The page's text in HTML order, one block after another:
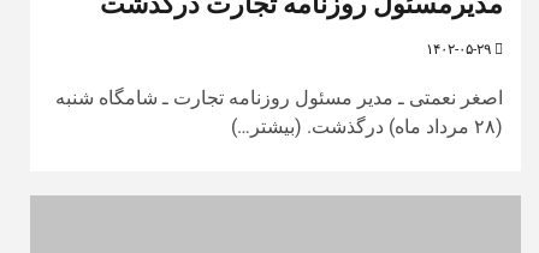
اصغر نعمتی ـ مدیر مسئول روزنامه تجارت ـ شامگاه شنبه
(۲۸ مرداد ماه) درگذشت. (بیشتر…)